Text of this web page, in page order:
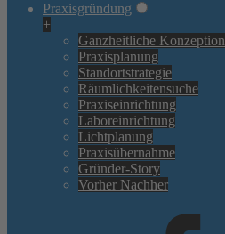
Praxisgründung
+
Ganzheitliche Konzeption
Praxisplanung
Standortstrategie
Räumlichkeitensuche
Praxiseinrichtung
Laboreinrichtung
Lichtplanung
Praxisübernahme
Gründer-Story
Vorher Nachher